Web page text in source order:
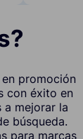
promoción
con éxito en
a mejorar la
búsqueda.
para marcas